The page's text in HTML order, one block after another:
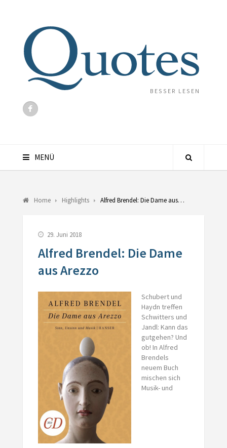
BESSER LESEN
MENÜ
Home Highlights Alfred Brendel: Die Dame aus…
29. Juni 2018
Alfred Brendel: Die Dame
aus Arezzo
Schubert und
Haydn treffen
Schwitters und
Jandl: Kann das
gutgehen? Und
ob! In Alfred
Brendels
neuem Buch
mischen sich
Musik- und